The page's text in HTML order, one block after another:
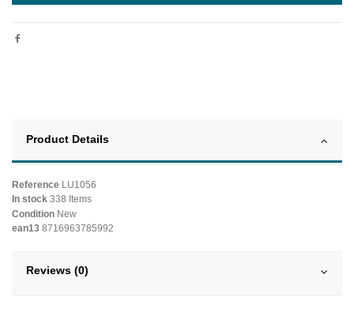
Product Details
Reference LU1056
In stock 338 Items
Condition New
ean13 8716963785992
Reviews (0)